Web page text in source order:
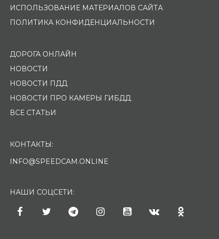
ИСПОЛЬЗОВАНИЕ МАТЕРИАЛОВ САЙТА
ПОЛИТИКА КОНФИДЕНЦИАЛЬНОСТИ
ДОРОГА ОНЛАЙН
НОВОСТИ
НОВОСТИ ПДД
НОВОСТИ ПРО КАМЕРЫ ГИБДД
ВСЕ СТАТЬИ
КОНТАКТЫ:
INFO@SPEEDCAM.ONLINE
НАШИ СОЦСЕТИ: